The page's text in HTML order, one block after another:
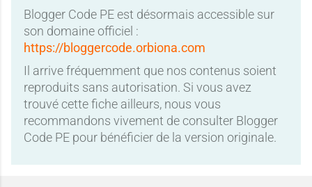
Blogger Code PE est désormais accessible sur
son domaine officiel :
https://bloggercode.orbiona.com
Il arrive fréquemment que nos contenus soient
reproduits sans autorisation. Si vous avez
trouvé cette fiche ailleurs, nous vous
recommandons vivement de consulter Blogger
Code PE pour bénéficier de la version originale.